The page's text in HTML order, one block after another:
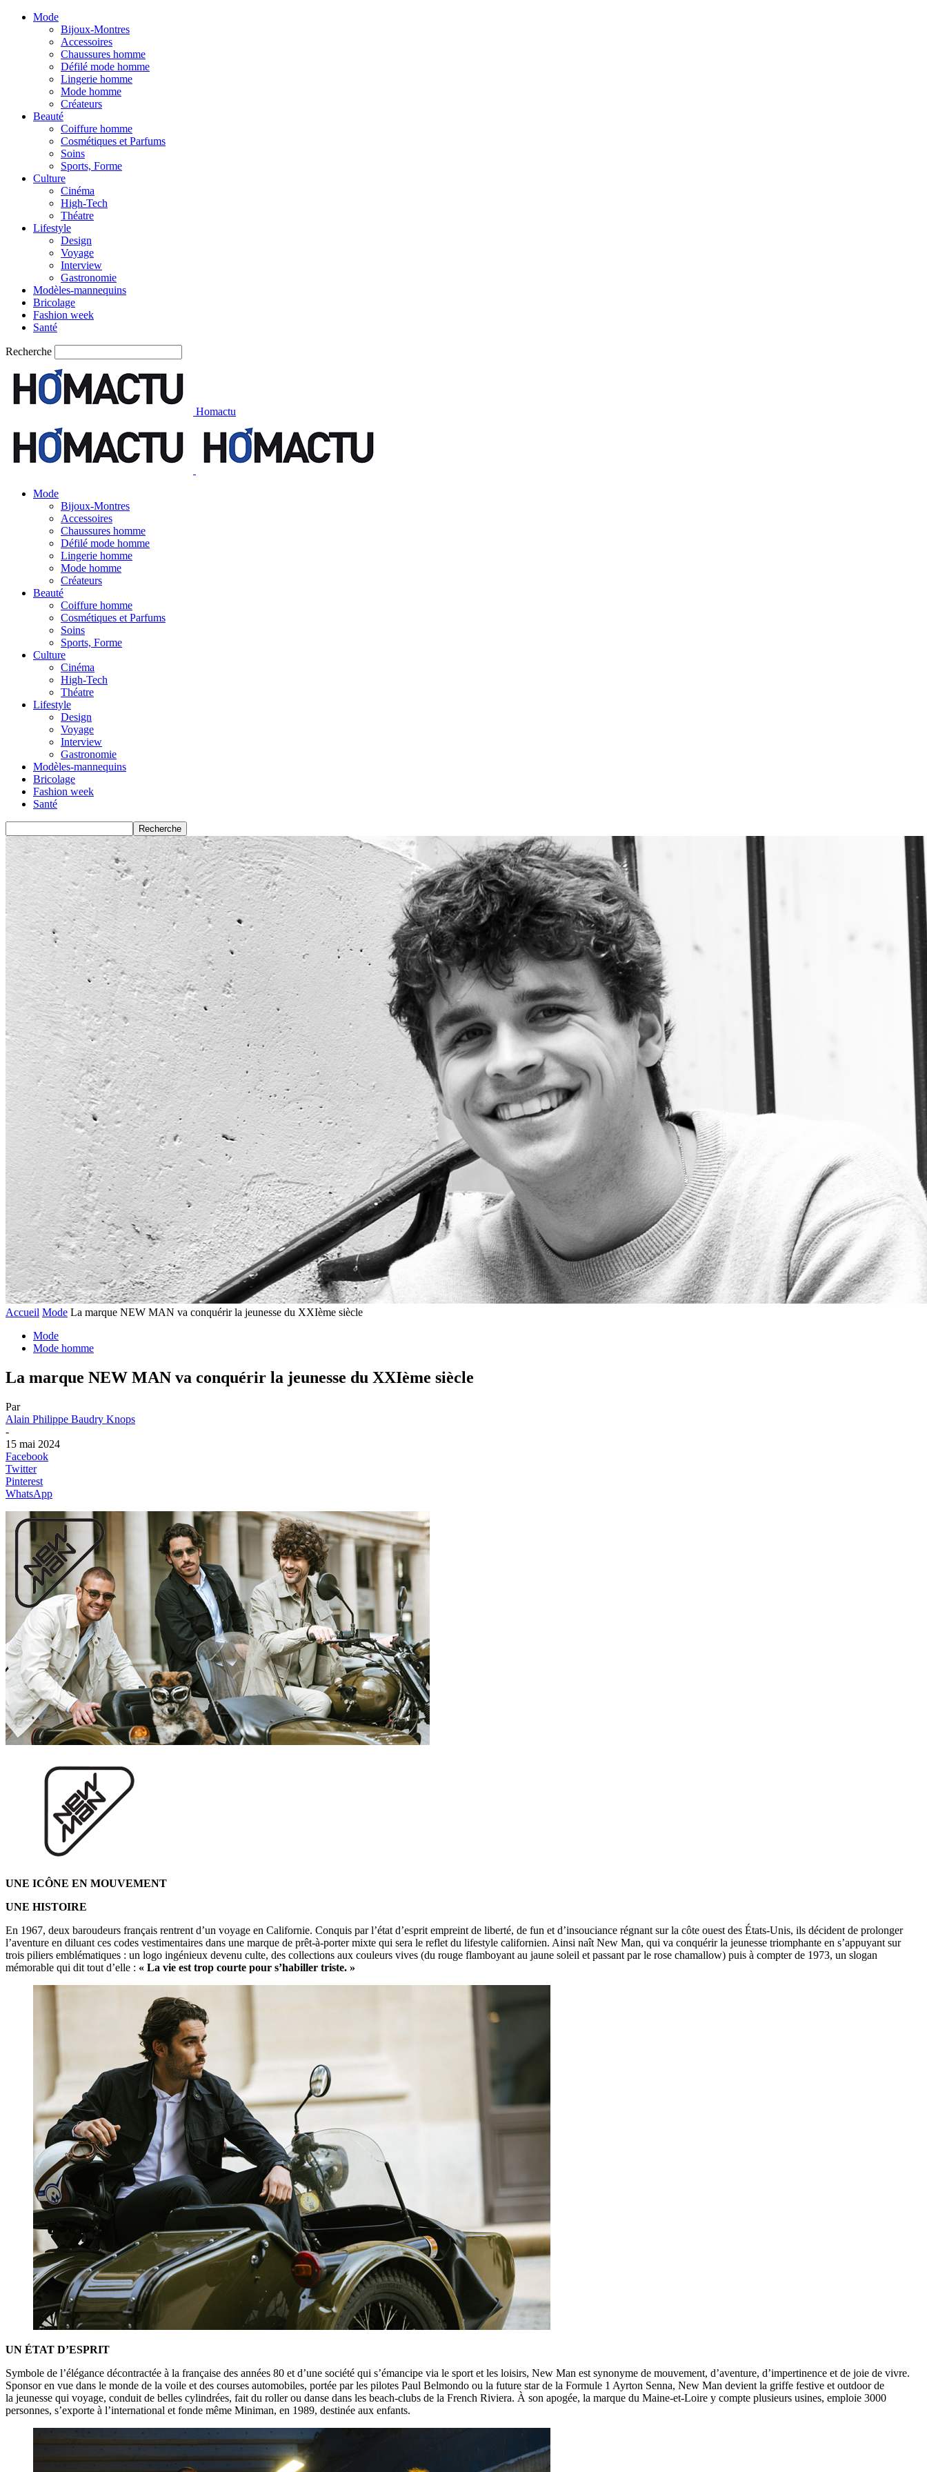
Mode
Bijoux-Montres
Accessoires
Chaussures homme
Défilé mode homme
Lingerie homme
Mode homme
Créateurs
Beauté
Coiffure homme
Cosmétiques et Parfums
Soins
Sports, Forme
Culture
Cinéma
High-Tech
Théatre
Lifestyle
Design
Voyage
Interview
Gastronomie
Modèles-mannequins
Bricolage
Fashion week
Santé
Recherche
Homactu
Mode
Bijoux-Montres
Accessoires
Chaussures homme
Défilé mode homme
Lingerie homme
Mode homme
Créateurs
Beauté
Coiffure homme
Cosmétiques et Parfums
Soins
Sports, Forme
Culture
Cinéma
High-Tech
Théatre
Lifestyle
Design
Voyage
Interview
Gastronomie
Modèles-mannequins
Bricolage
Fashion week
Santé
Accueil Mode La marque NEW MAN va conquérir la jeunesse du XXIème siècle
Mode
Mode homme
La marque NEW MAN va conquérir la jeunesse du XXIème siècle
Par
Alain Philippe Baudry Knops
-
15 mai 2024
Facebook
Twitter
Pinterest
WhatsApp
UNE ICÔNE EN MOUVEMENT
UNE HISTOIRE
En 1967, deux baroudeurs français rentrent d’un voyage en Californie. Conquis par l’état d’esprit empreint de liberté, de fun et d’insouciance régnant sur la côte ouest des États-Unis, ils décident de prolonger
l’aventure en diluant ces codes vestimentaires dans une marque de prêt-à-porter mixte qui sera le reflet du lifestyle californien. Ainsi naît New Man, qui va conquérir la jeunesse triomphante en s’appuyant sur
trois piliers emblématiques : un logo ingénieux devenu culte, des collections aux couleurs vives (du rouge flamboyant au jaune soleil et passant par le rose chamallow) puis à compter de 1973, un slogan
mémorable qui dit tout d’elle : « La vie est trop courte pour s’habiller triste. »
UN ÉTAT D’ESPRIT
Symbole de l’élégance décontractée à la française des années 80 et d’une société qui s’émancipe via le sport et les loisirs, New Man est synonyme de mouvement, d’aventure, d’impertinence et de joie de vivre.
Sponsor en vue dans le monde de la voile et des courses automobiles, portée par les pilotes Paul Belmondo ou la future star de la Formule 1 Ayrton Senna, New Man devient la griffe festive et outdoor de
la jeunesse qui voyage, conduit de belles cylindrées, fait du roller ou danse dans les beach-clubs de la French Riviera. À son apogée, la marque du Maine-et-Loire y compte plusieurs usines, emploie 3000
personnes, s’exporte à l’international et fonde même Miniman, en 1989, destinée aux enfants.